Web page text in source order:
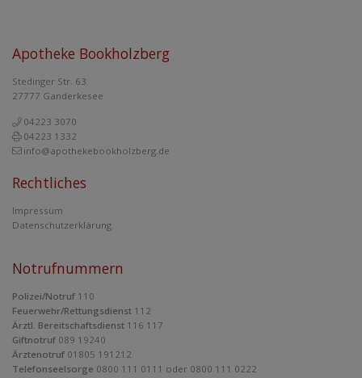
Apotheke Bookholzberg
Stedinger Str. 63
27777 Ganderkesee
04223 3070
04223 1332
info@apothekebookholzberg.de
Rechtliches
Impressum
Datenschutzerklärung
Notrufnummern
Polizei/Notruf 110
Feuerwehr/Rettungsdienst 112
Ärztl. Bereitschaftsdienst 116 117
Giftnotruf 089 19240
Ärztenotruf 01805 191212
Telefonseelsorge 0800 111 0111 oder 0800 111 0222